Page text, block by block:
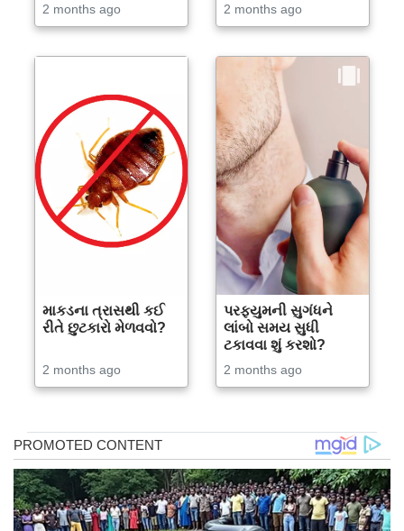
2 months ago 2 months ago
માકડના ત્રાસથી કઈ
રીતે છુટકારો મેળવવો?
2 months ago
પરફ્યુમની સુગંધને
લાંબો સમય સુધી
ટકાવવા શું કરશો?
2 months ago